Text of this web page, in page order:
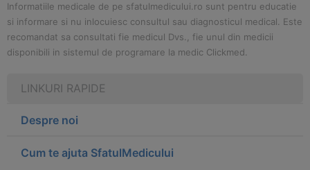
Informatiile medicale de pe sfatulmedicului.ro sunt pentru educatie
si informare si nu inlocuiesc consultul sau diagnosticul medical. Este
recomandat sa consultati fie medicul Dvs., fie unul din medicii
disponibili in sistemul de programare la medic Clickmed.
LINKURI RAPIDE
Despre noi
Cum te ajuta SfatulMedicului